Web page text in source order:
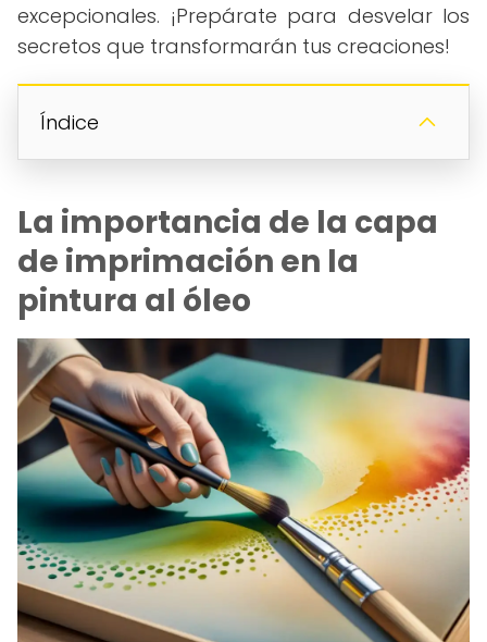
excepcionales. ¡Prepárate para desvelar los
secretos que transformarán tus creaciones!
Índice
La importancia de la capa
de imprimación en la
pintura al óleo